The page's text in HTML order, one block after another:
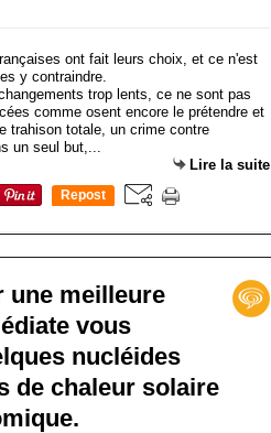
trop lents, ce ne sont pas
comme osent encore le prétendre et
trahison totale, un crime contre
un seul but,...
Lire la suite
Repost
une meilleure
vous
nucléides
de chaleur solaire